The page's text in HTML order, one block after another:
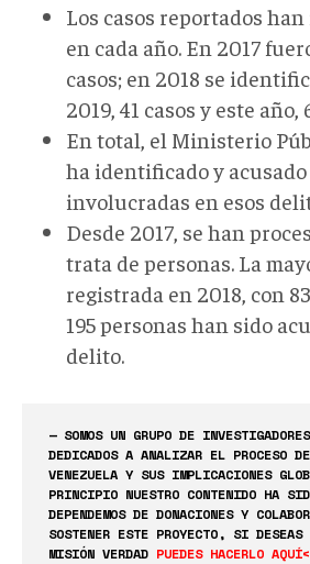
Los casos reportados
en cada año. En 2017
casos; en 2018 se
2019, 41 casos y este año,
En total, el Ministerio
ha identificado y acusado
involucradas en esos
Desde 2017, se han
trata de personas. La
registrada en 2018, con
195 personas han sido
delito.
— SOMOS UN GRUPO DE
DEDICADOS A ANALIZAR EL PROCESO
VENEZUELA Y SUS IMPLICACIONES
PRINCIPIO NUESTRO CONTENIDO HA
DEPENDEMOS DE DONACIONES Y
SOSTENER ESTE PROYECTO, SI DESEAS
MISIÓN VERDAD PUEDES HACERLO AQUÍ<